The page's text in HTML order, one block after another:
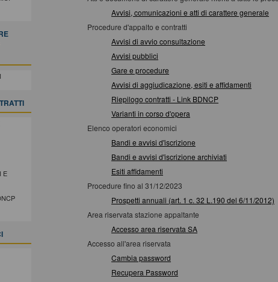
E
Avvisi, comunicazioni e atti di carattere generale
Procedure d'appalto e contratti
Avvisi di avvio consultazione
Avvisi pubblici
Gare e procedure
Avvisi di aggiudicazione, esiti e affidamenti
Riepilogo contratti - Link BDNCP
Varianti in corso d'opera
Elenco operatori economici
Bandi e avvisi d'iscrizione
Bandi e avvisi d'iscrizione archiviati
Esiti affidamenti
Procedure fino al 31/12/2023
Prospetti annuali (art. 1 c. 32 L.190 del 6/11/2012)
Area riservata stazione appaltante
Accesso area riservata SA
Accesso all'area riservata
Cambia password
Recupera Password